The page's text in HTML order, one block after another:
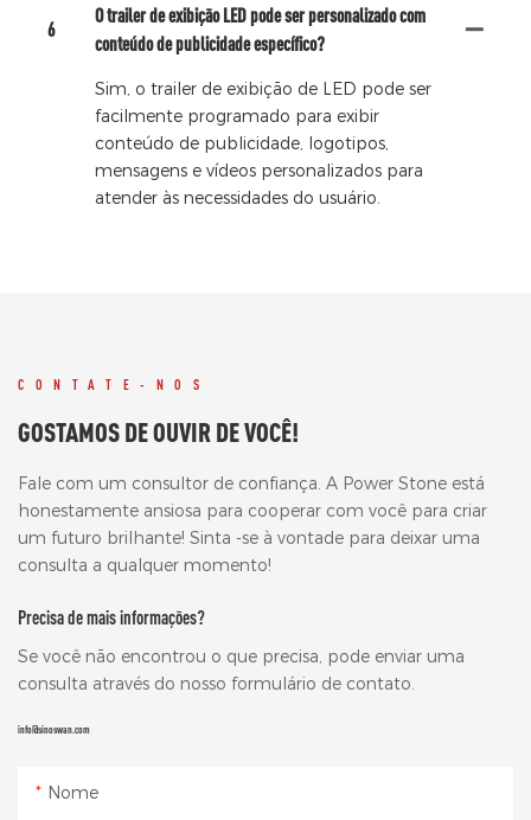
6
O trailer de exibição LED pode ser personalizado com
conteúdo de publicidade específico?
Sim, o trailer de exibição de LED pode ser
facilmente programado para exibir
conteúdo de publicidade, logotipos,
mensagens e vídeos personalizados para
atender às necessidades do usuário.
CONTATE-NOS
GOSTAMOS DE OUVIR DE VOCÊ!
Fale com um consultor de confiança. A Power Stone está
honestamente ansiosa para cooperar com você para criar
um futuro brilhante! Sinta -se à vontade para deixar uma
consulta a qualquer momento!
Precisa de mais informações?
Se você não encontrou o que precisa, pode enviar uma
consulta através do nosso formulário de contato.
info@sinoswan.com
Nome